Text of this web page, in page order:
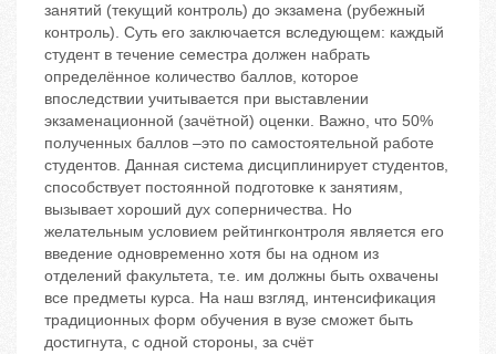
занятий (текущий контроль) до экзамена (рубежный
контроль). Суть его заключается вследующем: каждый
студент в течение семестра должен набрать
определённое количество баллов, которое
впоследствии учитывается при выставлении
экзаменационной (зачётной) оценки. Важно, что 50%
полученных баллов –это по самостоятельной работе
студентов. Данная система дисциплинирует студентов,
способствует постоянной подготовке к занятиям,
вызывает хороший дух соперничества. Но
желательным условием рейтингконтроля является его
введение одновременно хотя бы на одном из
отделений факультета, т.е. им должны быть охвачены
все предметы курса. На наш взгляд, интенсификация
традиционных форм обучения в вузе сможет быть
достигнута, с одной стороны, за счёт